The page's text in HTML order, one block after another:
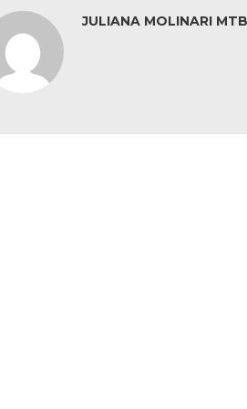
JULIANA MOLINARI